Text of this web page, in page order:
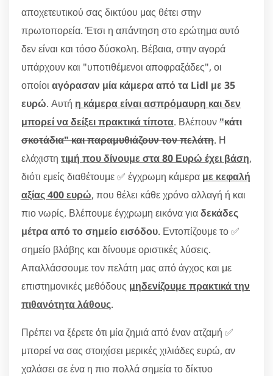
αποχετευτικού σας δικτύου μας θέτει στην
πρωτοπορεία. Έτσι η απάντηση στο ερώτημα αυτό
δεν είναι και τόσο δύσκολη. Βέβαια, στην αγορά
υπάρχουν και "υποτιθέμενοι αποφραξάδες", οι
οποίοι αγόρασαν μία κάμερα από τα Lidl με 35
ευρώ. Αυτή η κάμερα είναι ασπρόμαυρη και δεν
μπορεί να δείξει πρακτικά τίποτα. Βλέπουν"κάτι
σκοτάδια" και παραμυθιάζουν τον πελάτη. Η
ελάχιστη τιμή που δίνουμε στα 80 Ευρώ έχει βάση,
διότι εμείς διαθέτουμε ✅ έγχρωμη κάμερα με κεφαλή
αξίας 400 ευρώ, που θέλει κάθε χρόνο αλλαγή ή και
πιο νωρίς. Βλέπουμε έγχρωμη εικόνα γιαδεκάδες
μέτρα από το σημείο εισόδου. Εντοπίζουμε το ✅
σημείο βλάβης και δίνουμε οριστικές λύσεις.
Απαλλάσσουμε τον πελάτη μας από άγχος και με
επιστημονικές μεθόδους μηδενίζουμε πρακτικά την
πιθανότητα λάθους.
Πρέπει να ξέρετε ότι μία ζημιά από έναν ατζαμή ✅
μπορεί να σας στοιχίσει μερικές χιλιάδες ευρώ, αν
χαλάσει σε ένα η πιο πολλά σημεία το δίκτυο